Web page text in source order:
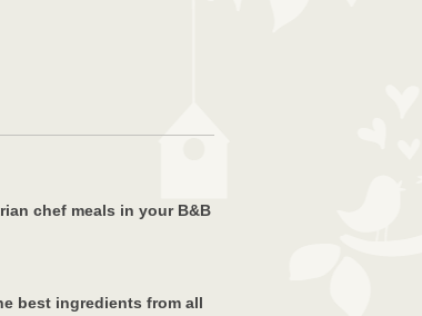
chef meals in your B&B
best ingredients from all